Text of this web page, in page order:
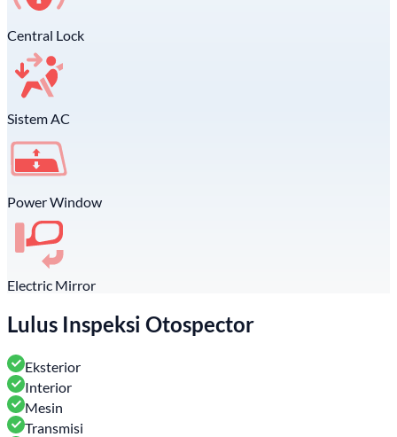
Central Lock
Sistem AC
Power Window
Electric Mirror
Lulus Inspeksi Otospector
Eksterior
Interior
Mesin
Transmisi